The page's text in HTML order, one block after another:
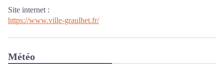
Site internet :
https://www.ville-graulhet.fr/
Météo